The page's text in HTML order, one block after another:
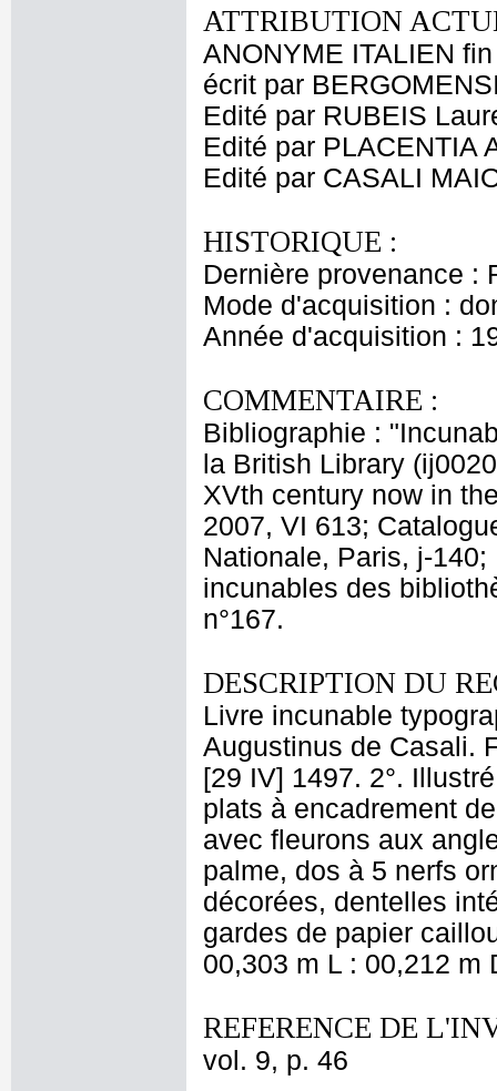
ATTRIBUTION
ANONYME ITALIEN
écrit par
Edité par RUBEIS
Edité par PLACENTIA
Edité par CASALI
HISTORIQUE :
Dernière provenance :
Mode d'acquisition :
Année d'acquisition :
COMMENTAIRE :
Bibliographie :
la British Library
XVth century now in
2007, VI 613;
Nationale, Paris, j-
incunables des
n°167.
DESCRIPTION DU
Livre incunable
Augustinus de Casali.
[29 IV] 1497. 2°.
plats à encadrement
avec fleurons aux
palme, dos à 5 nerfs
décorées, dentelles
gardes de papier
00,303 m L : 00,212 m
REFERENCE DE
vol. 9, p. 46